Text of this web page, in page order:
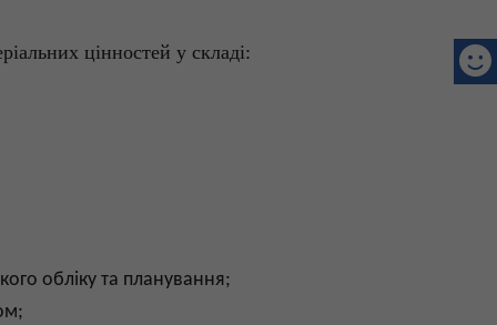
цінностей у складі:
обліку та планування;